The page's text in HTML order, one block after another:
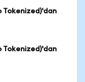
Tokenized)'dan
Tokenized)'dan